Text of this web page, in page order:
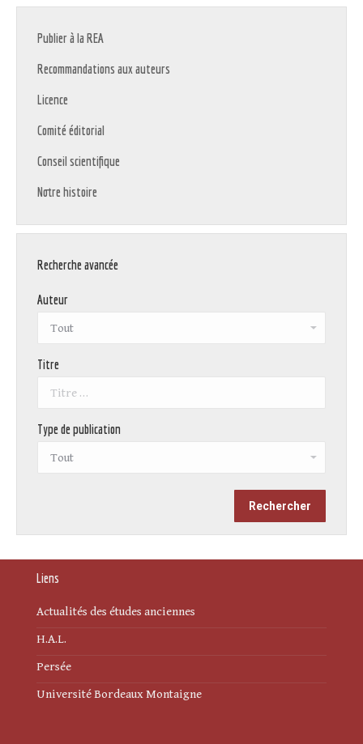
Publier à la REA
Recommandations aux auteurs
Licence
Comité éditorial
Conseil scientifique
Notre histoire
Recherche avancée
Auteur
Titre
Type de publication
Liens
Actualités des études anciennes
H.A.L.
Persée
Université Bordeaux Montaigne